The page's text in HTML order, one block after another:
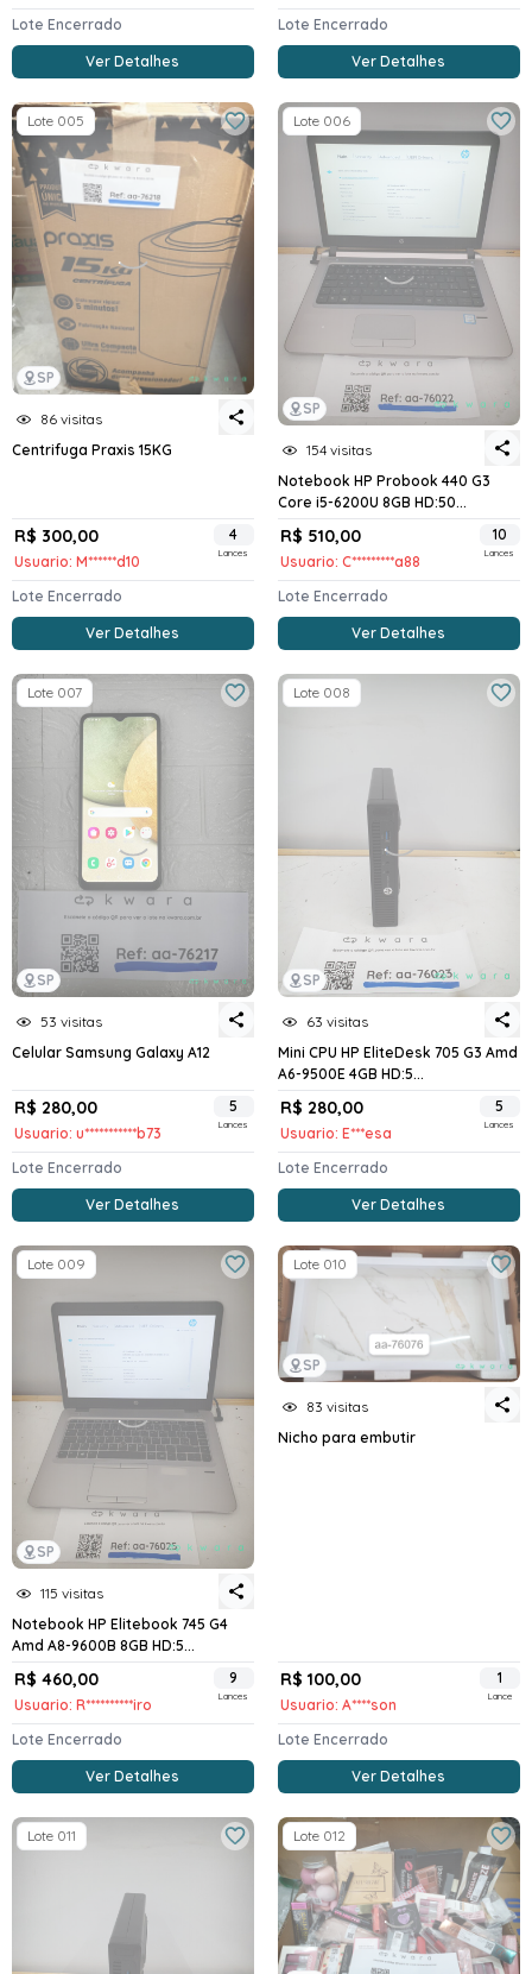
Lote Encerrado
Ver Detalhes
Lote Encerrado
Ver Detalhes
SP
Lote 005
86 visitas
Centrifuga Praxis 15KG
R$ 300,00
Usuario: M******d10
4
Lances
Lote Encerrado
Ver Detalhes
SP
Lote 006
154 visitas
Notebook HP Probook 440 G3
Core i5-6200U 8GB HD:50...
R$ 510,00
Usuario: C*********a88
10
Lances
Lote Encerrado
Ver Detalhes
SP
Lote 007
53 visitas
Celular Samsung Galaxy A12
R$ 280,00
Usuario: u***********b73
5
Lances
Lote Encerrado
Ver Detalhes
SP
Lote 008
63 visitas
Mini CPU HP EliteDesk 705 G3 Amd
A6-9500E 4GB HD:5...
R$ 280,00
Usuario: E***esa
5
Lances
Lote Encerrado
Ver Detalhes
SP
Lote 009
115 visitas
Notebook HP Elitebook 745 G4
Amd A8-9600B 8GB HD:5...
R$ 460,00
Usuario: R**********iro
9
Lances
Lote Encerrado
Ver Detalhes
SP
Lote 010
83 visitas
Nicho para embutir
R$ 100,00
Usuario: A****son
1
Lance
Lote Encerrado
Ver Detalhes
Lote 011 Lote 012